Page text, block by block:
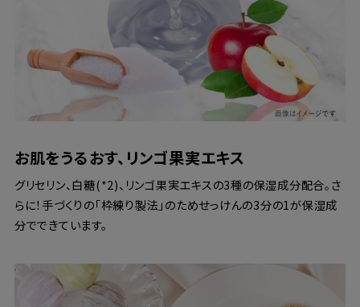
お肌をうるおす、リンゴ果実エキス
グリセリン、白糖(*2)、リンゴ果実エキスの3種の保湿成分配合。さ
らに！手づくりの「枠練り製法」のためせっけんの3分の1が保湿成
分でできています。